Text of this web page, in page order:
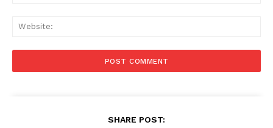
SHARE POST: